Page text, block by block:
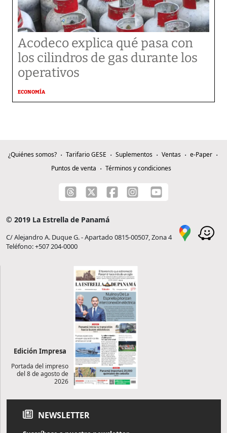
Acodeco explica qué pasa con
los cilindros de gas durante los
operativos
ECONOMÍA
¿Quiénes somos? Tarifario GESE Suplementos Ventas
e-Paper
Puntos de venta
Términos y condiciones
© 2019 La Estrella de Panamá
C/ Alejandro A. Duque G. - Apartado 0815-00507, Zona 4
Teléfono: +507 204-0000
Edición Impresa
Portada del impreso
del 8 de agosto de
2026
NEWSLETTER